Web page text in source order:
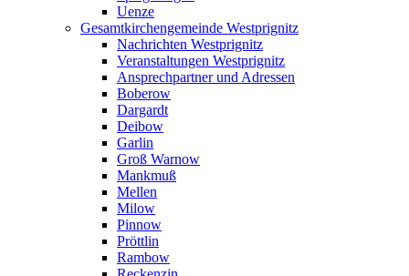
Uenze
Gesamtkirchengemeinde Westprignitz
Nachrichten Westprignitz
Veranstaltungen Westprignitz
Ansprechpartner und Adressen
Boberow
Dargardt
Deibow
Garlin
Groß Warnow
Mankmuß
Mellen
Milow
Pinnow
Pröttlin
Rambow